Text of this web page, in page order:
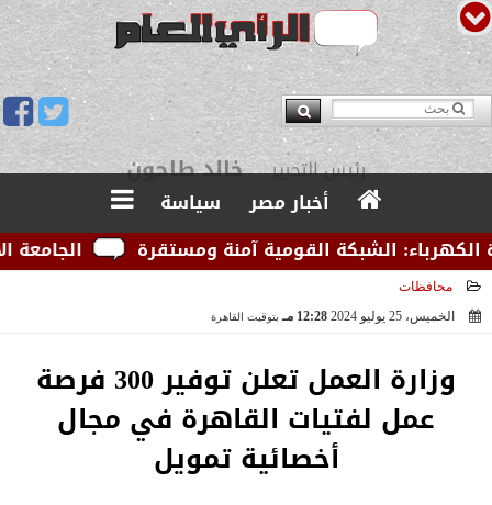
مدير التحرير يوسف قبودان
أخبار مصر
سياسة
الجامعة
الشبكة القومية آمنة ومستقرة
محافظات
الخميس، 25 يوليو 2024
12:28 مـ بتوقيت القاهرة
وزارة العمل تعلن توفير 300 فرصة
عمل لفتيات القاهرة في مجال
أخصائية تمويل